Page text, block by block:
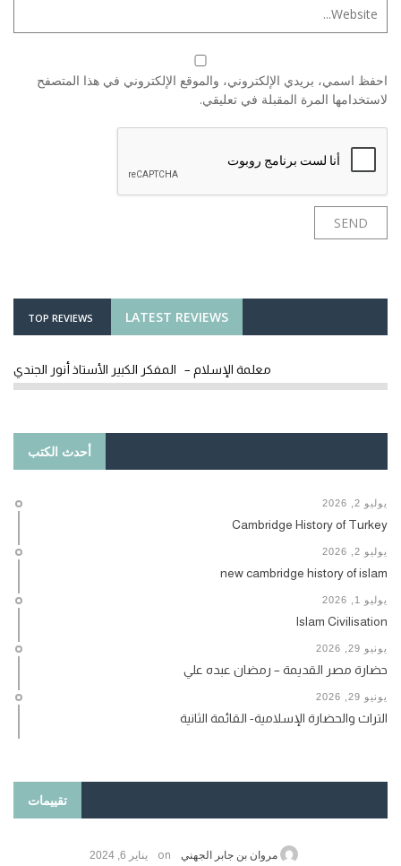
احفظ اسمي، بريدي الإلكتروني، والموقع الإلكتروني في هذا المتصفح
لاستخدامها المرة المقبلة في تعليقي.
LATEST REVIEWS
TOP REVIEWS
معلمة الإسلام – المفكر الكبير الأستاذ أنور الجندي
أحدث الكتب
يوليو 2, 2026
Cambridge History of Turkey
يوليو 2, 2026
new cambridge history of islam
يوليو 1, 2026
Islam Civilisation
يونيو 29, 2026
حضارة مصر القديمة – رمضان عبده علي
يونيو 29, 2026
التراث والحضارة الإسلامية- القائمة الثانية
تقييمات
حامد الزريقي on يناير 25, 2026